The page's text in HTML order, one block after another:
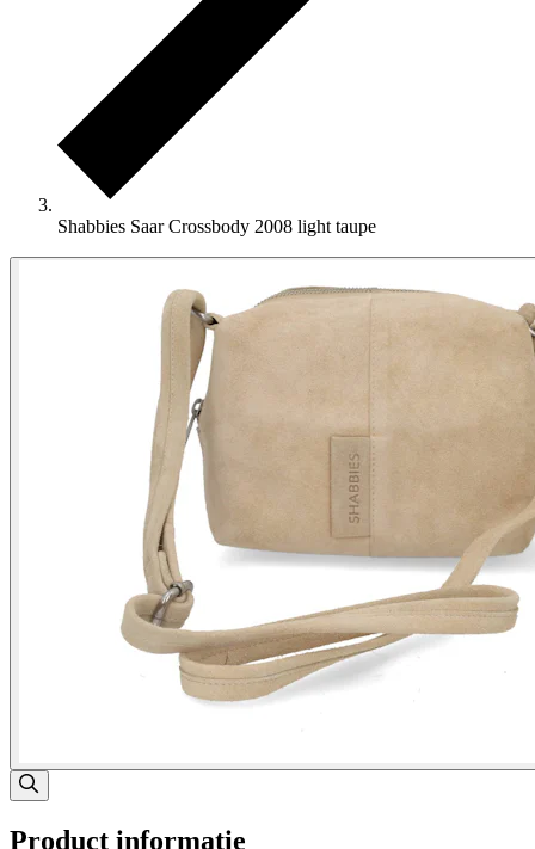
Shabbies Saar Crossbody 2008 light taupe
Product informatie